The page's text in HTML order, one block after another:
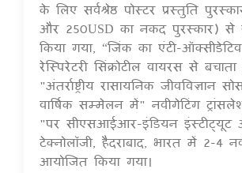
के लिए सर्वश्रेष्ठ पोस्टर प्रस्तुति
और 250USD का नकद पुरस्कार) से
किया गया, “जिंक का एंटी-
रेस्पिरेटरी सिंक्रोटील वायरस से
"अंतर्राष्ट्रीय रासायनिक जीवविज्ञान
वार्षिक सम्मेलन में" नवीगेटिंग
"पर सीएसआईआर-इंडियन
टेक्नोलॉजी, हैदराबाद, भारत में 2-4
आयोजित किया गया।